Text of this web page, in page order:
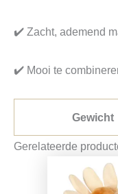
✔️ Zacht, ademend
✔️ Mooi te
Gewicht
Gerelateerde
prijs
was:
prijs
is: